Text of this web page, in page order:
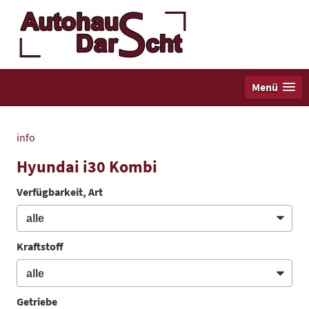
Menü
info
Hyundai i30 Kombi
Verfügbarkeit, Art
Kraftstoff
Getriebe